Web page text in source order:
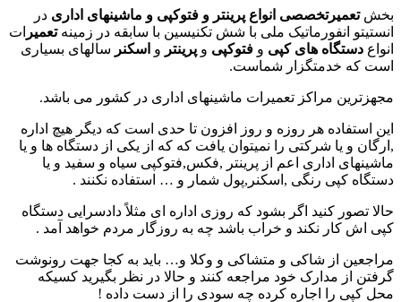
بخشتعمیرتخصصی انواع پرینتر و فتوکپی و ماشینهای اداری در
انستیتو انفورماتیک ملی با شش تکنیسین با سابقه در زمینهتعمیر ات
انواع دستگاه های کپی و فتوکپی و پرینتر و اسکنر سالهای بسیاری
است که خدمتگزار شماست.
مجهزترین مراکز تعمیرات ماشینهای اداری در کشور می باشد.
این استفاده هر روزه و روز افزون تا حدی است که دیگر هیچ اداره
,ارگان و یا شرکتی را نمیتوان یافت که که از یکی از دستگاه ها و یا
ماشینهای اداری اعم از پرینتر ,فکس,فتوکپی سیاه و سفید و یا
دستگاه کپی رنگی ,اسکنر,پول شمار و … استفاده نکنند .
حالا تصور کنید اگر بشود که روزی اداره ای مثلاً دادسرایی دستگاه
کپی اش کار نکند و خراب باشد چه به روزگار مردم خواهد آمد .
مراجعین از شاکی و متشاکی و وکلا و… باید به کجا جهت رونوشت
گرفتن از مدارک خود مراجعه کنند و حالا در نظر بگیرید کسیکه
محل کپی را اجاره کرده چه سودی را از دست داده !